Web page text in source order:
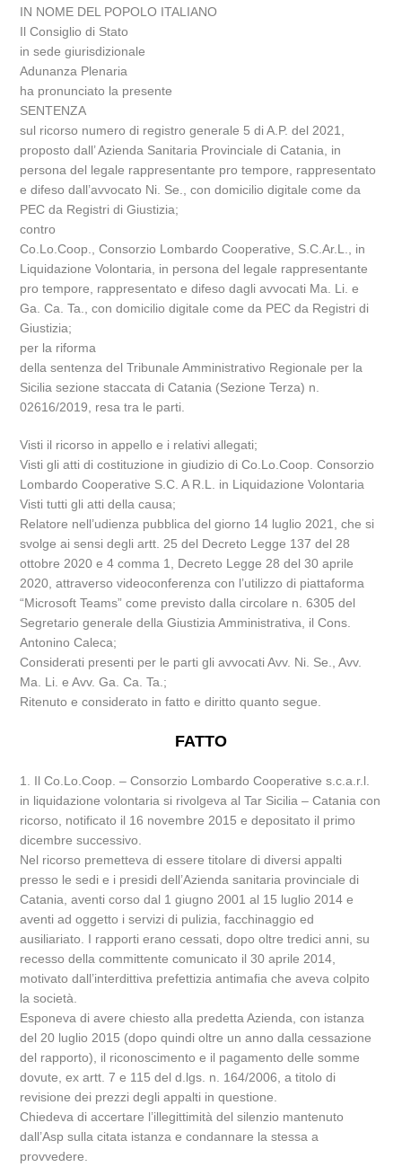
IN NOME DEL POPOLO ITALIANO
Il Consiglio di Stato
in sede giurisdizionale
Adunanza Plenaria
ha pronunciato la presente
SENTENZA
sul ricorso numero di registro generale 5 di A.P. del 2021,
proposto dall’ Azienda Sanitaria Provinciale di Catania, in
persona del legale rappresentante pro tempore, rappresentato
e difeso dall’avvocato Ni. Se., con domicilio digitale come da
PEC da Registri di Giustizia;
contro
Co.Lo.Coop., Consorzio Lombardo Cooperative, S.C.Ar.L., in
Liquidazione Volontaria, in persona del legale rappresentante
pro tempore, rappresentato e difeso dagli avvocati Ma. Li. e
Ga. Ca. Ta., con domicilio digitale come da PEC da Registri di
Giustizia;
per la riforma
della sentenza del Tribunale Amministrativo Regionale per la
Sicilia sezione staccata di Catania (Sezione Terza) n.
02616/2019, resa tra le parti.
Visti il ricorso in appello e i relativi allegati;
Visti gli atti di costituzione in giudizio di Co.Lo.Coop. Consorzio
Lombardo Cooperative S.C. A R.L. in Liquidazione Volontaria
Visti tutti gli atti della causa;
Relatore nell’udienza pubblica del giorno 14 luglio 2021, che si
svolge ai sensi degli artt. 25 del Decreto Legge 137 del 28
ottobre 2020 e 4 comma 1, Decreto Legge 28 del 30 aprile
2020, attraverso videoconferenza con l’utilizzo di piattaforma
“Microsoft Teams” come previsto dalla circolare n. 6305 del
Segretario generale della Giustizia Amministrativa, il Cons.
Antonino Caleca;
Considerati presenti per le parti gli avvocati Avv. Ni. Se., Avv.
Ma. Li. e Avv. Ga. Ca. Ta.;
Ritenuto e considerato in fatto e diritto quanto segue.
FATTO
1. Il Co.Lo.Coop. – Consorzio Lombardo Cooperative s.c.a.r.l.
in liquidazione volontaria si rivolgeva al Tar Sicilia – Catania con
ricorso, notificato il 16 novembre 2015 e depositato il primo
dicembre successivo.
Nel ricorso premetteva di essere titolare di diversi appalti
presso le sedi e i presidi dell’Azienda sanitaria provinciale di
Catania, aventi corso dal 1 giugno 2001 al 15 luglio 2014 e
aventi ad oggetto i servizi di pulizia, facchinaggio ed
ausiliariato. I rapporti erano cessati, dopo oltre tredici anni, su
recesso della committente comunicato il 30 aprile 2014,
motivato dall’interdittiva prefettizia antimafia che aveva colpito
la società.
Esponeva di avere chiesto alla predetta Azienda, con istanza
del 20 luglio 2015 (dopo quindi oltre un anno dalla cessazione
del rapporto), il riconoscimento e il pagamento delle somme
dovute, ex artt. 7 e 115 del d.lgs. n. 164/2006, a titolo di
revisione dei prezzi degli appalti in questione.
Chiedeva di accertare l’illegittimità del silenzio mantenuto
dall’Asp sulla citata istanza e condannare la stessa a
provvedere.